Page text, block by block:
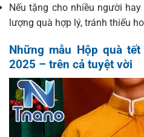
Nếu tặng cho nhiều người
lượng quà hợp lý, tránh thiếu
Những mẫu Hộp quà
2025 – trên cả tuyệt vời